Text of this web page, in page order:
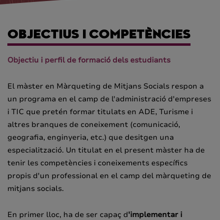
OBJECTIUS I COMPETÈNCIES
Objectiu i perfil de formació dels estudiants
El màster en Màrqueting de Mitjans Socials respon a
un programa en el camp de l'administració d'empreses
i TIC que pretén formar titulats en ADE, Turisme i
altres branques de coneixement (comunicació,
geografia, enginyeria, etc.) que desitgen una
especialització. Un titulat en el present màster ha de
tenir les competències i coneixements específics
propis d'un professional en el camp del màrqueting de
mitjans socials.
En primer lloc, ha de ser capaç d'implementar i